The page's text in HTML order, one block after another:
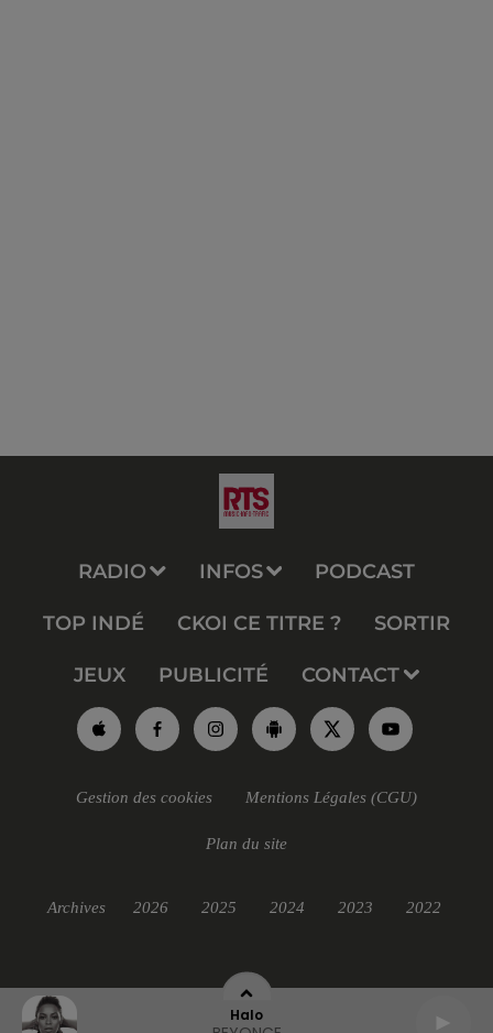
Halo
RADIO INFOS PODCAST
TOP INDÉ CKOI CE TITRE ? SORTIR
JEUX PUBLICITÉ CONTACT
Gestion des cookies Mentions Légales (CGU)
Plan du site
Archives 2026 2025 2024 2023 2022